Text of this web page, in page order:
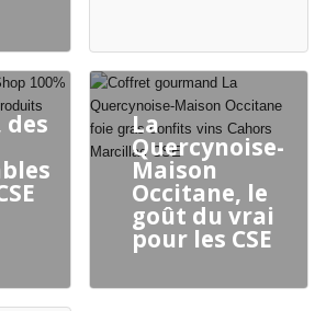
des La
Quercynoise-
Maison
Occitane, le
goût du vrai
pour les CSE